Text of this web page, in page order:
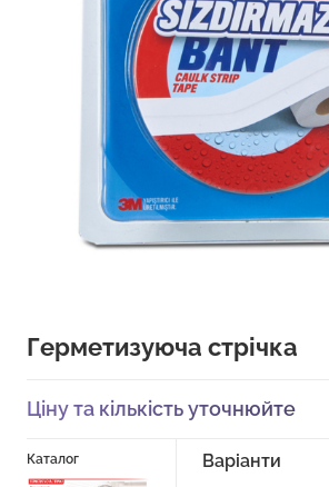
Герметизуюча стрічка
Ціну та кількість уточнюйте
Каталог Варіанти